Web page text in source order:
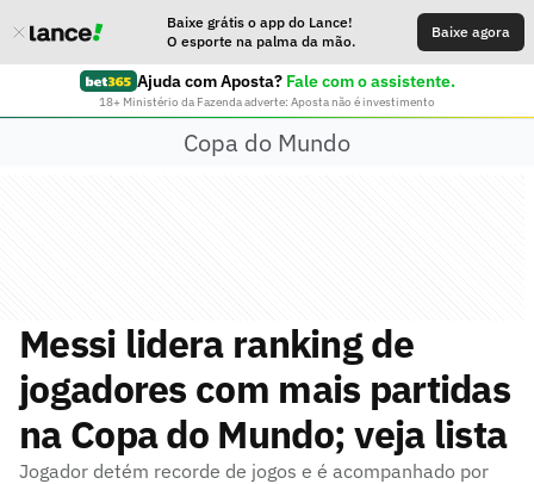
Baixe grátis o app do Lance!
O esporte na palma da mão.
Baixe agora
Ajuda com Aposta? Fale com o assistente.
18+ Ministério da Fazenda adverte: Aposta não é investimento
Copa do Mundo
Messi lidera ranking de
jogadores com mais partidas
na Copa do Mundo; veja lista
Jogador detém recorde de jogos e é acompanhado por